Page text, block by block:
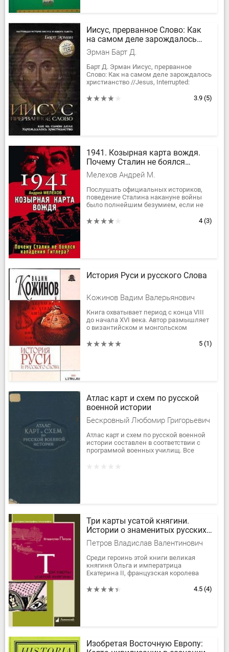
Иисус, прерванное Слово: Как
на самом деле зарождалось
христианство
Эрман Барт Д.
Барт Д. Эрман Иисус, прерванное
Слово: Как на самом деле зарождалось
христианство //Jesus, Interrupted:
Bible (And Why We...
3.9 (5)
1941. Козырная карта вождя.
Почему Сталин не боялся
нападения Гитлера?
Мелехов Андрей М.
Послушать официальных историков,
поведение Сталина накануне войны
было полнейшим безумием, если не
кричит о скором нападении...
4 (3)
История Руси и русского Слова
Кожинов Вадим Валерьянович
Книга охватывает период с конца VIII
до начала XVI века. Автор размышляет
о византийском и монгольском
правителях, начиная с князя Кия...
5 (1)
Атлас карт и схем по русской
военной истории
Бескровный Любомир Григорьевич
Атлас карт и схем по русской военной
истории составлен в соответствии с
программой военных училищ. Все
Три карты усатой княгини.
Истории о знаменитых русских
женщинах
Петров Владислав Валентинович
Среди героинь этой книги великая
княгиня Ольга и императрица
Екатерина II, французская королева
"Священной Римской империи"
4.5 (4)
Изобретая Восточную Европу: